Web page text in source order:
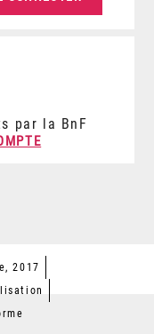
par la BnF
2017